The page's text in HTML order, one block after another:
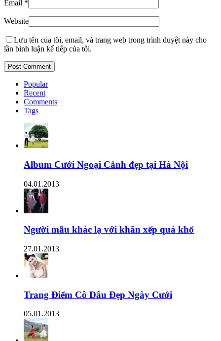
Email *
Website
Lưu tên của tôi, email, và trang web trong trình duyệt này cho
lần bình luận kế tiếp của tôi.
Popular
Recent
Comments
Tags
Album Cưới Ngoại Cảnh đẹp tại Hà Nội
04.01.2013
Người mẫu khác lạ với khăn xếp quá khổ
27.01.2013
Trang Điểm Cô Dâu Đẹp Ngày Cưới
05.01.2013